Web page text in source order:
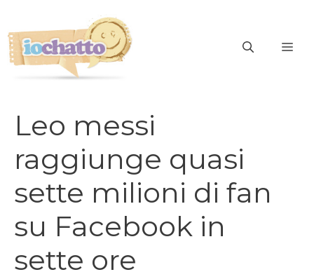
contenuto
Leo messi
raggiunge quasi
sette milioni di fan
su Facebook in
sette ore